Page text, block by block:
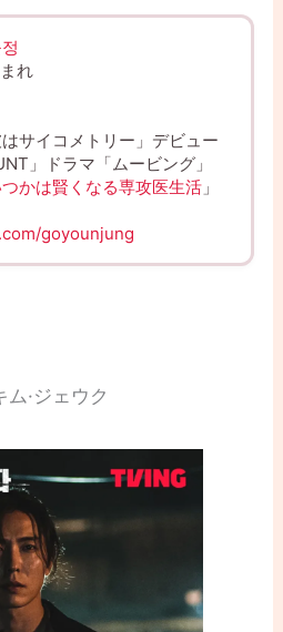
れ
サイコメトリー」デビュー
」ドラマ「ムービング」
かは賢くなる専攻医生活 」
goyounjung
·ジェウク